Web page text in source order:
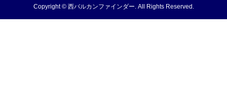
Copyright ©西バルカンファインダー. All Rights Reserved.